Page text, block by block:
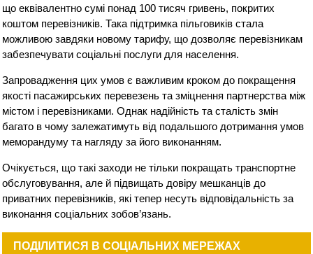
що еквівалентно сумі понад 100 тисяч гривень, покритих
коштом перевізників. Така підтримка пільговиків стала
можливою завдяки новому тарифу, що дозволяє перевізникам
забезпечувати соціальні послуги для населення.
Запровадження цих умов є важливим кроком до покращення
якості пасажирських перевезень та зміцнення партнерства між
містом і перевізниками. Однак надійність та сталість змін
багато в чому залежатимуть від подальшого дотримання умов
меморандуму та нагляду за його виконанням.
Очікується, що такі заходи не тільки покращать транспортне
обслуговування, але й підвищать довіру мешканців до
приватних перевізників, які тепер несуть відповідальність за
виконання соціальних зобов’язань.
ПОДІЛИТИСЯ В СОЦІАЛЬНИХ МЕРЕЖАХ